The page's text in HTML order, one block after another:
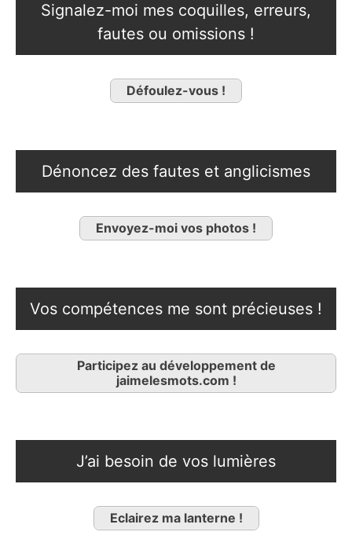
Signalez-moi mes coquilles, erreurs,
fautes ou omissions !
Défoulez-vous !
Dénoncez des fautes et anglicismes
Envoyez-moi vos photos !
Vos compétences me sont précieuses !
Participez au développement de
jaimelesmots.com !
J’ai besoin de vos lumières
Eclairez ma lanterne !